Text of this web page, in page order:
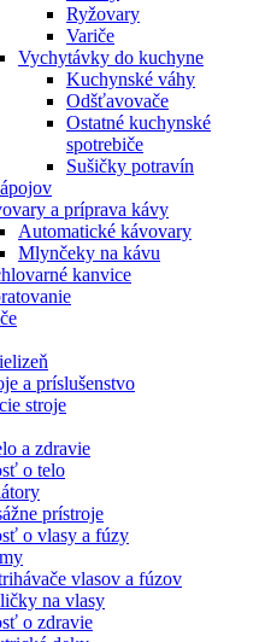
Ryžovary
Variče
Vychytávky do kuchyne
Kuchynské váhy
Odšťavovače
Ostatné kuchynské
spotrebiče
Sušičky potravín
a príprava kávy
Automatické kávovary
Mlynčeky na kávu
kanvice
a príslušenstvo
stroje
a zdravie
o telo
prístroje
o vlasy a fúzy
vlasov a fúzov
na vlasy
o zdravie